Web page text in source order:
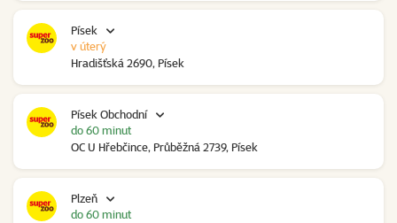
Písek
Hradišťská 2690, Písek
v úterý
Písek Obchodní
OC U Hřebčince, Průběžná 2739, Písek
do 60 minut
Plzeň
do 60 minut